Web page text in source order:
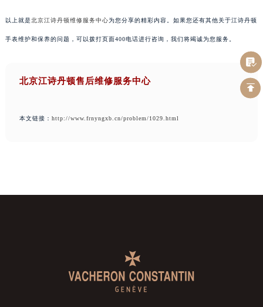
以上就是北京江诗丹顿维修服务中心为您分享的精彩内容。如果您还有其他关于江诗丹顿
手表维护和保养的问题，可以拨打页面400电话进行咨询，我们将竭诚为您服务。
北京江诗丹顿售后维修服务中心
本文链接： http://www.frnyngxb.cn/problem/1029.html